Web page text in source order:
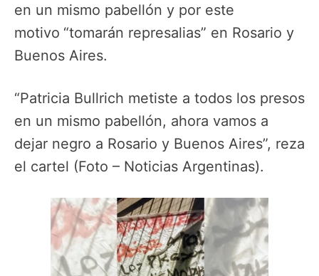
en un mismo pabellón y por este
motivo “tomarán represalias” en Rosario y
Buenos Aires.
“Patricia Bullrich metiste a todos los presos
en un mismo pabellón, ahora vamos a
dejar negro a Rosario y Buenos Aires”, reza
el cartel (Foto – Noticias Argentinas).